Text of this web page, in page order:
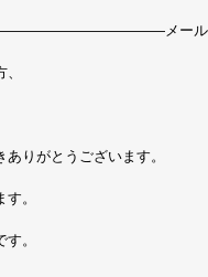
メールマ
りがとうございます。
。
。